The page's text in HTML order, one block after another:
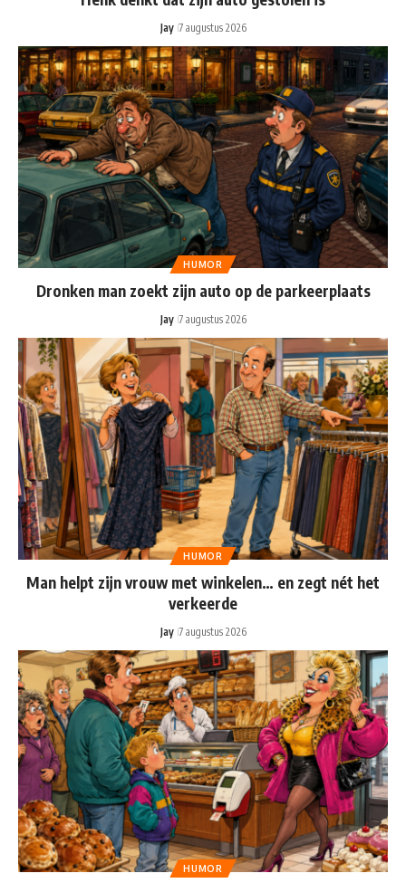
Jay 7 augustus 2026
HUMOR
Dronken man zoekt zijn auto op de parkeerplaats
Jay 7 augustus 2026
HUMOR
Man helpt zijn vrouw met winkelen… en zegt nét het
verkeerde
Jay 7 augustus 2026
HUMOR